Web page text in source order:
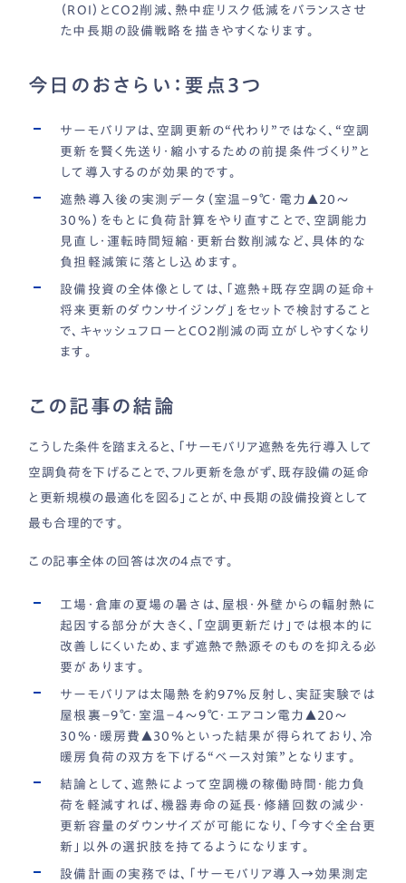
（ROI）とCO2削減、熱中症リスク低減をバランスさせ
た中長期の設備戦略を描きやすくなります。
今日のおさらい：要点3つ
サーモバリアは、空調更新の“代わり”ではなく、“空調
更新を賢く先送り・縮小するための前提条件づくり”と
して導入するのが効果的です。
遮熱導入後の実測データ（室温−9℃・電力▲20〜
30％）をもとに負荷計算をやり直すことで、空調能力
見直し・運転時間短縮・更新台数削減など、具体的な
負担軽減策に落とし込めます。
設備投資の全体像としては、「遮熱＋既存空調の延命＋
将来更新のダウンサイジング」をセットで検討すること
で、キャッシュフローとCO2削減の両立がしやすくなり
ます。
この記事の結論
こうした条件を踏まえると、「サーモバリア遮熱を先行導入して
空調負荷を下げることで、フル更新を急がず、既存設備の延命
と更新規模の最適化を図る」ことが、中長期の設備投資として
最も合理的です。
この記事全体の回答は次の4点です。
工場・倉庫の夏場の暑さは、屋根・外壁からの輻射熱に
起因する部分が大きく、「空調更新だけ」では根本的に
改善しにくいため、まず遮熱で熱源そのものを抑える必
要があります。
サーモバリアは太陽熱を約97％反射し、実証実験では
屋根裏−9℃・室温−4〜9℃・エアコン電力▲20〜
30％・暖房費▲30％といった結果が得られており、冷
暖房負荷の双方を下げる“ベース対策”となります。
結論として、遮熱によって空調機の稼働時間・能力負
荷を軽減すれば、機器寿命の延長・修繕回数の減少・
更新容量のダウンサイズが可能になり、「今すぐ全台更
新」以外の選択肢を持てるようになります。
設備計画の実務では、「サーモバリア導入→効果測定